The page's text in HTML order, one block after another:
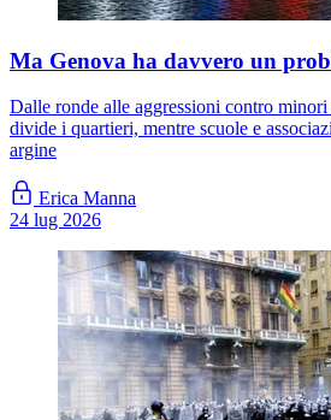
Ma Genova ha davvero un
Dalle ronde alle aggressioni contro
divide i quartieri, mentre scuole e
argine
Erica Manna
24 lug 2026